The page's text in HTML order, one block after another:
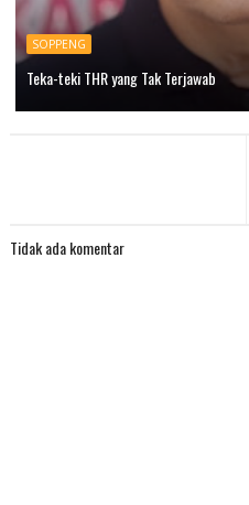
SOPPENG
Teka-teki THR yang Tak Terjawab
Tidak ada komentar